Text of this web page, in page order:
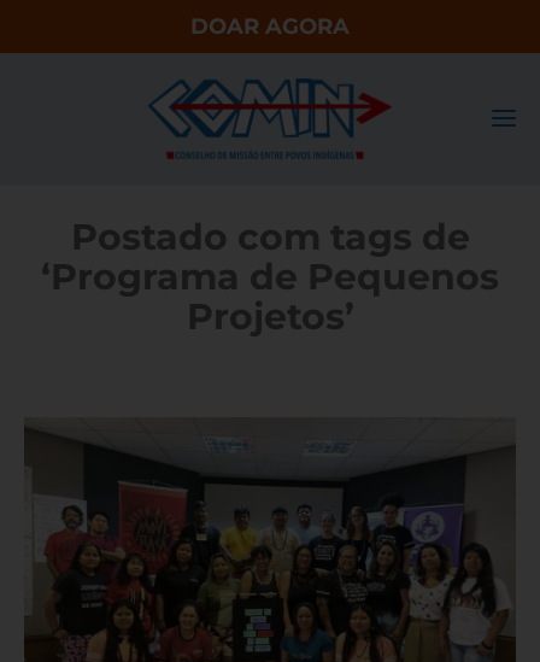
DOAR AGORA
Postado com tags de
‘Programa de Pequenos
Projetos’